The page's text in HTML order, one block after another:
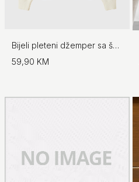
Bijeli pleteni džemper sa šalom - No.97
59,90 KM